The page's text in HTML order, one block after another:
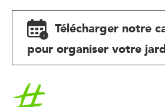
Télécharger notre
pour organiser votre
Accueil